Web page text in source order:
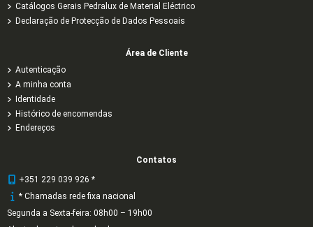
Catálogos Gerais Pedralux de Material Eléctrico
Declaração de Protecção de Dados Pessoais
Área de Cliente
Autenticação
A minha conta
Identidade
Histórico de encomendas
Endereços
Contatos
+351 229 039 926 *
* Chamadas rede fixa nacional
Segunda a Sexta-feira: 08h00 – 19h00